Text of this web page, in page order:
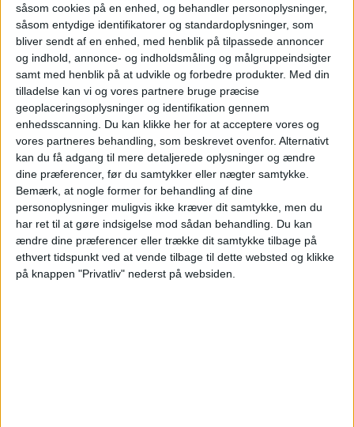
såsom cookies på en enhed, og behandler personoplysninger,
såsom entydige identifikatorer og standardoplysninger, som
bliver sendt af en enhed, med henblik på tilpassede annoncer
og indhold, annonce- og indholdsmåling og målgruppeindsigter
samt med henblik på at udvikle og forbedre produkter. Med din
tilladelse kan vi og vores partnere bruge præcise
geoplaceringsoplysninger og identifikation gennem
enhedsscanning. Du kan klikke her for at acceptere vores og
vores partneres behandling, som beskrevet ovenfor. Alternativt
kan du få adgang til mere detaljerede oplysninger og ændre
dine præferencer, før du samtykker eller nægter samtykke.
Bemærk, at nogle former for behandling af dine
personoplysninger muligvis ikke kræver dit samtykke, men du
har ret til at gøre indsigelse mod sådan behandling.
Du kan
ændre dine præferencer eller trække dit samtykke tilbage på
ethvert tidspunkt ved at vende tilbage til dette websted og klikke
på knappen "Privatliv" nederst på websiden.
Der er et klart skift væk fra traditionelle
VFR-ruter, dvs. ture for at besøge venner og
familie, såsom Indien og Pakistan, og hen
imod premium fritidsrejsedestinationer,
herunder Australien, Thailand og Japan.
Dataene peger på en bredere genopretning
for diskretionære langdistancerejser, hvor
britiske rejsende prioriterer oplevelser og
drømmedestinationer.